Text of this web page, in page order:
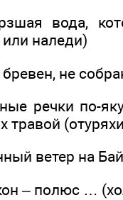
вода,
наледи)
не
речки по-
травой
ветер на
– полюс …